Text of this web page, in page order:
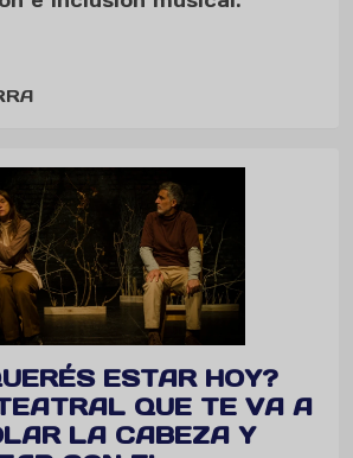
ESTAR HOY?
QUE TE VA A
LA CABEZA Y